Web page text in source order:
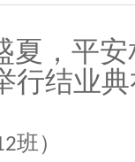
夏，平
行结业
班）